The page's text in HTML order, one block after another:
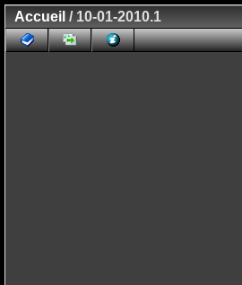
Accueil / 10-01-2010.1